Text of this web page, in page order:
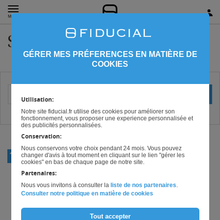
MENU
Sécurité Franche-Comté
RETOUR
SÉCURITÉ
GÉRER MES PRÉFERENCES EN MATIÈRE DE
COOKIES
Utilisation:
Notre site fiducial.fr utilise des cookies pour améliorer son
fonctionnement, vous proposer une experience personnalisée et
des publicités personnalisées.
Conservation:
Nous conservons votre choix pendant 24 mois. Vous pouvez
changer d'avis à tout moment en cliquant sur le lien "gérer les
cookies" en bas de chaque page de notre site.
Partenaires:
Nous vous invitons à consulter la liste de nos partenaires.
Consulter notre politique en matière de cookies
Tout accepter